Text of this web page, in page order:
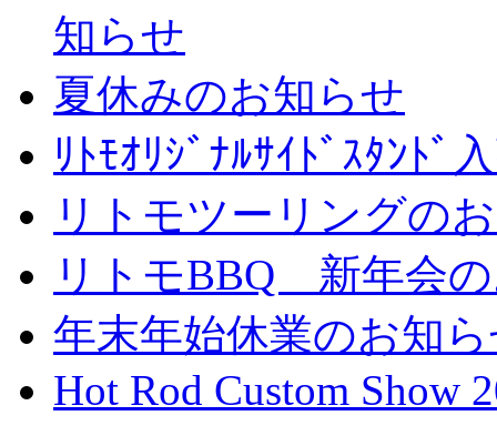
知らせ
夏休みのお知らせ
ﾘﾄﾓｵﾘｼﾞﾅﾙｻｲﾄﾞｽﾀﾝﾄﾞ
リトモツーリングの
リトモBBQ 新年会
年末年始休業のお知
Hot Rod Custom Show